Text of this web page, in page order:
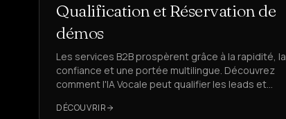
Qualification et Réservation de
démos
Les services B2B prospèrent grâce à la rapidité, la
confiance et une portée multilingue. Découvrez
comment l'IA Vocale peut qualifier les leads et
7j/7, avec des KPI d'entreprise, des flux conformes
DÉCOUVRIR